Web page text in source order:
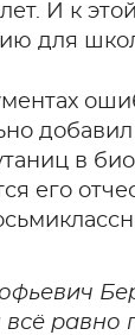
И к
для
в
его
равно